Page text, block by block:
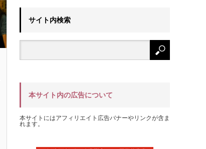
サイト内検索
本サイト内の広告について
本サイトにはアフィリエイト広告バナーやリンクが含ま
れます。